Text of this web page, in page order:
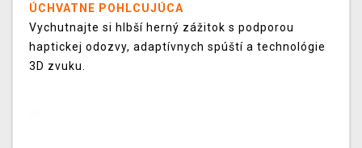
ÚCHVATNE POHLCUJÚCA
Vychutnajte si hlbší herný zážitok s podporou
haptickej odozvy, adaptívnych spúští a technológie
3D zvuku.